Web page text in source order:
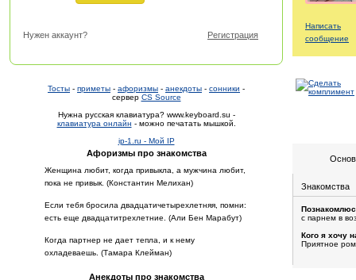
Нужен аккаунт? Регистрация
Тосты - приметы - афоризмы - анекдоты - сонники -
сервер CS Source
Нужна русская клавиатура? www.keyboard.su -
клавиатура онлайн - можно печатать мышкой.
ip-1.ru - Мой IP
Афоризмы про знакомства
Женщина любит, когда привыкла, а мужчина любит,
пока не привык. (Константин Мелихан)
Если тебя бросила двадцатичетырехлетняя, помни:
есть еще двадцатитрехлетние. (Али Бен Марабут)
Когда партнер не дает тепла, и к нему
охладеваешь. (Тамара Клейман)
Анекдоты про знакомства
Написать
сообщение
Знакомства
с парнем в
Кого я хочу
Приятное